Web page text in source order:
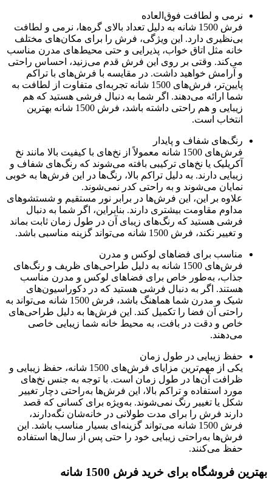
نرمی و لطافت فوق‌العاده
فرش 1500 شانه به دلیل تعداد بالای گره‌ها، نرمی و لطافت
بی‌نظیری دارد. این ویژگی، فرش را برای مکان‌های مختلف
خانه مثل اتاق خواب، پذیرایی و حتی محیط‌های مدرن مناسب
می‌کند. وقتی بر روی این فرش قدم می‌زنید، احساس راحتی
و آرامش خواهید داشت. در مقایسه با فرش‌های با تراکم
پایین‌تر، فرش‌های 1500 شانه تجربه‌ای متفاوت از لطافت به
شما ارائه می‌دهند. اگر شما به دنبال فرشی هستید که هم
زیبایی و هم راحتی داشته باشد، فرش 1500 شانه بهترین
انتخاب است.
رنگ‌های شفاف و پایدار
فرش‌های 1500 شانه معمولاً از نخ‌های با کیفیت بالا مانند نخ
آکریلیک یا نخ‌های ترکیبی بافته می‌شوند که رنگ‌های شفاف و
زیبایی دارند. به دلیل تراکم بالا، رنگ‌ها در این فرش‌ها به خوبی
نمایان می‌شوند و به راحتی کدر نمی‌شوند.
علاوه بر این، این فرش‌ها در برابر نور مستقیم و شستشوهای
مداوم مقاومت بیشتری دارند. بنابراین، اگر شما به دنبال
فرشی هستید که رنگ‌های زیبای آن در طول زمان ثابت بماند
و تغییر نکند، فرش 1500 شانه می‌تواند گزینه مناسبی باشد.
مناسب برای فضاهای لوکس و مدرن
فرش‌های 1500 شانه به دلیل طراحی‌های ظریف و رنگ‌های
جذاب، به‌طور خاص برای فضاهای لوکس و مدرن مناسب
هستند. اگر به دنبال فرشی هستید که در دکوراسیون‌های
شیک و مدرن شما هماهنگ باشد، فرش 1500 شانه می‌تواند به
راحتی آن فضا را تکمیل کند. این فرش‌ها به دلیل طراحی‌های
خاص و دقت در بافت، به محیط خانه شما زیبایی خاصی
می‌دهند.
حفظ زیبایی در طول زمان
یکی از مهم‌ترین مزایای فرش‌های 1500 شانه، حفظ زیبایی و
ظرافت آن‌ها در طول زمان است. با توجه به جنس نخ‌های
مورد استفاده و تراکم بالا، این فرش‌ها به‌راحتی دچار تغییر
شکل یا تغییر رنگ نمی‌شوند. به‌ویژه برای کسانی که قصد
دارند فرش را برای مدت طولانی در خانه‌شان نگه‌دارند،
فرش 1500 شانه می‌تواند گزینه‌ای بسیار مناسب باشد. این
فرش‌ها به‌راحتی زیبایی خود را حتی پس از سال‌ها استفاده
حفظ می‌کنند.
بهترین فروشگاه برای خرید فرش 1500 شانه